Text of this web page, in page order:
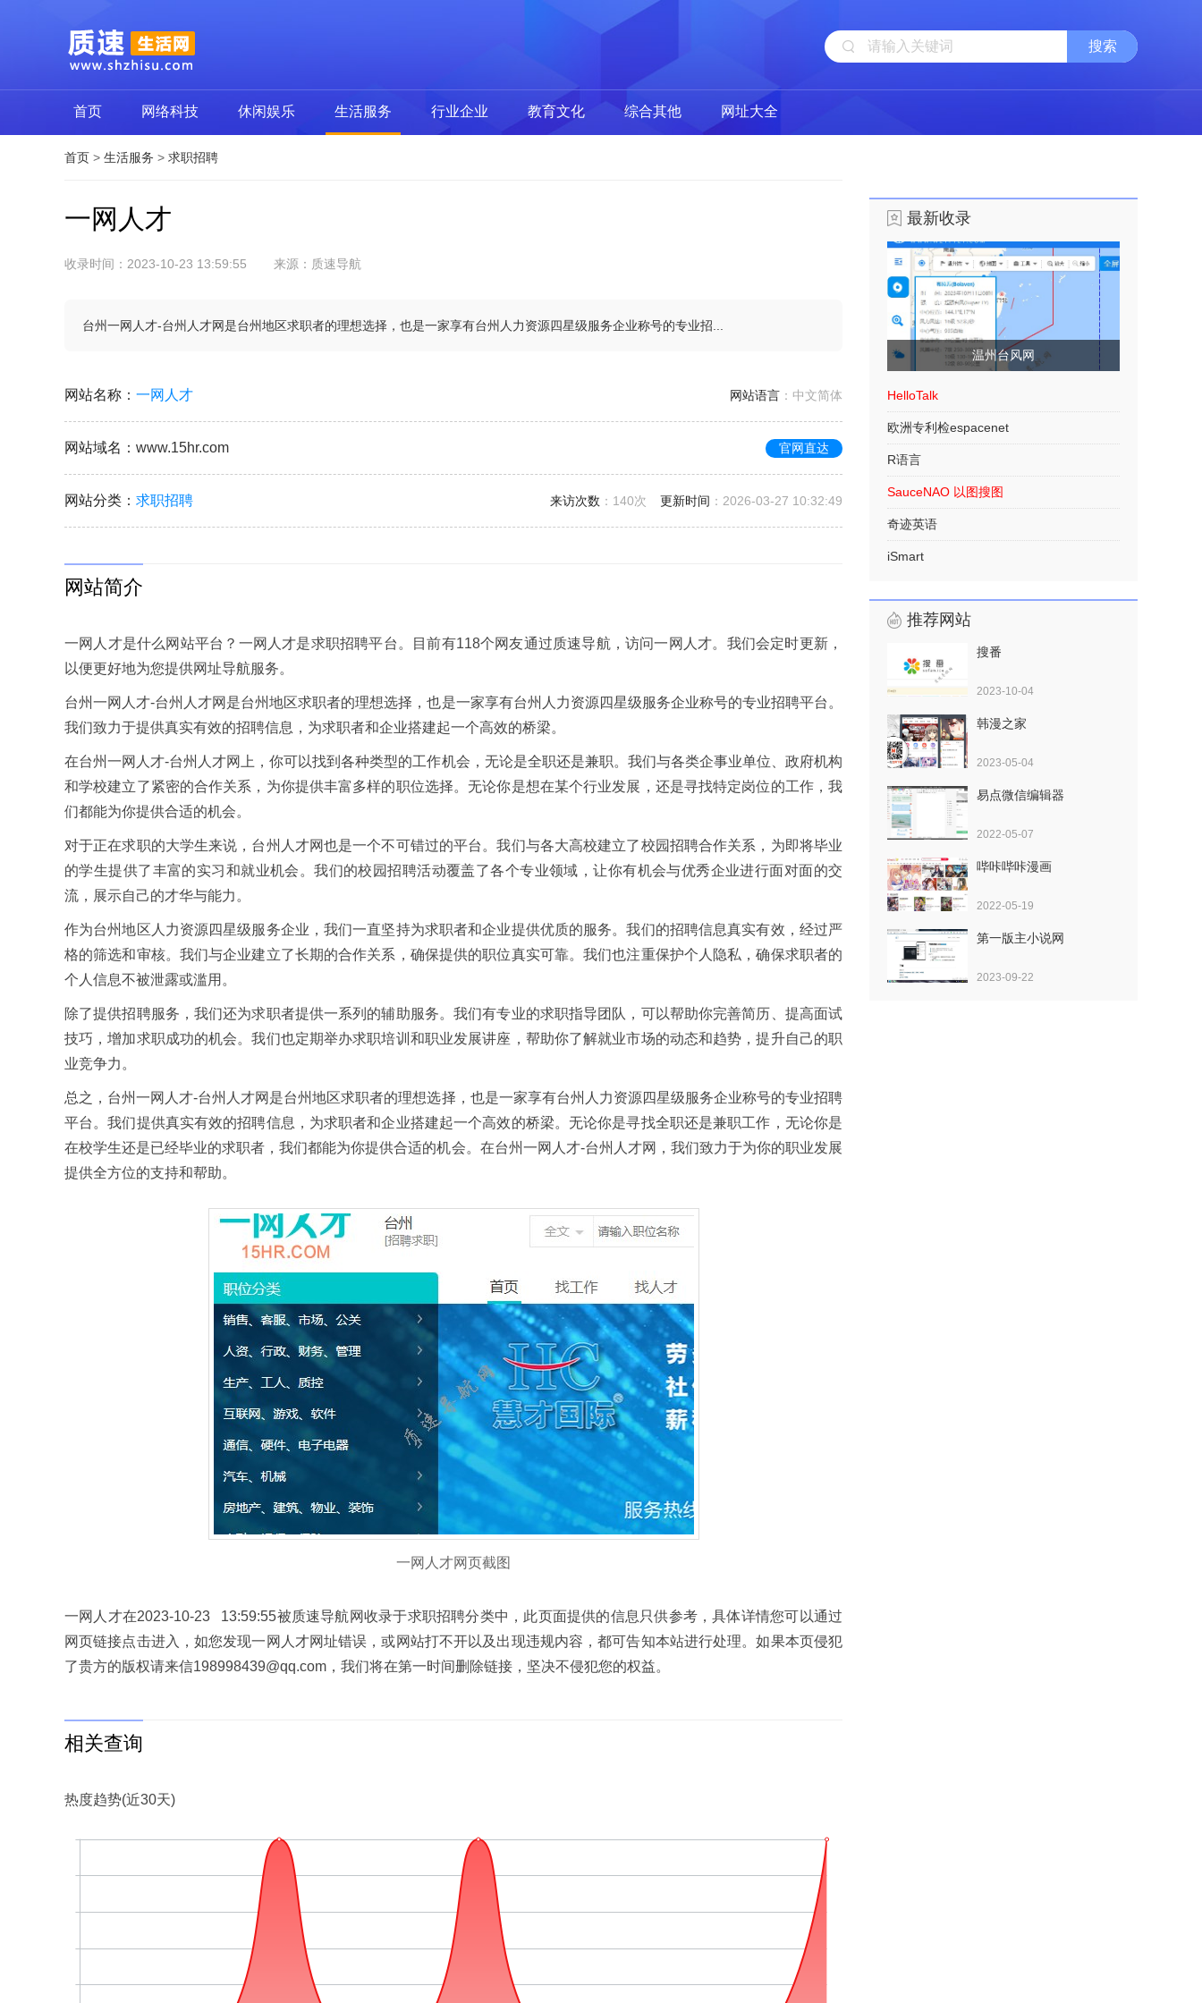
首页 网络科技 休闲娱乐 生活服务 行业企业 教育文化 综合其他 网址大全
首页 > 生活服务 > 求职招聘
一网人才
收录时间：2023-10-23 13:59:55 来源：质速导航
台州一网人才-台州人才网是台州地区求职者的理想选择，也是一家享有台州人力资源四星级服务企业称号的专业招...
网站名称 ： 一网人才 网站语言 ：中文简体
网站域名 ：www.15hr.com 官网直达
网站分类 ： 求职招聘 来访次数 ： 140次 更新时间 ：2026-03-27 10:32:49
网站简介
一网人才是什么网站平台？一网人才是求职招聘平台。目前有118个网友通过质速导航，访问一网人才。我们会定时更新，
以便更好地为您提供网址导航服务。
台州一网人才-台州人才网是台州地区求职者的理想选择，也是一家享有台州人力资源四星级服务企业称号的专业招聘平台。
我们致力于提供真实有效的招聘信息，为求职者和企业搭建起一个高效的桥梁。
在台州一网人才-台州人才网上，你可以找到各种类型的工作机会，无论是全职还是兼职。我们与各类企事业单位、政府机构
和学校建立了紧密的合作关系，为你提供丰富多样的职位选择。无论你是想在某个行业发展，还是寻找特定岗位的工作，我
们都能为你提供合适的机会。
对于正在求职的大学生来说，台州人才网也是一个不可错过的平台。我们与各大高校建立了校园招聘合作关系，为即将毕业
的学生提供了丰富的实习和就业机会。我们的校园招聘活动覆盖了各个专业领域，让你有机会与优秀企业进行面对面的交
流，展示自己的才华与能力。
作为台州地区人力资源四星级服务企业，我们一直坚持为求职者和企业提供优质的服务。我们的招聘信息真实有效，经过严
格的筛选和审核。我们与企业建立了长期的合作关系，确保提供的职位真实可靠。我们也注重保护个人隐私，确保求职者的
个人信息不被泄露或滥用。
除了提供招聘服务，我们还为求职者提供一系列的辅助服务。我们有专业的求职指导团队，可以帮助你完善简历、提高面试
技巧，增加求职成功的机会。我们也定期举办求职培训和职业发展讲座，帮助你了解就业市场的动态和趋势，提升自己的职
业竞争力。
总之，台州一网人才-台州人才网是台州地区求职者的理想选择，也是一家享有台州人力资源四星级服务企业称号的专业招聘
平台。我们提供真实有效的招聘信息，为求职者和企业搭建起一个高效的桥梁。无论你是寻找全职还是兼职工作，无论你是
在校学生还是已经毕业的求职者，我们都能为你提供合适的机会。在台州一网人才-台州人才网，我们致力于为你的职业发展
提供全方位的支持和帮助。
一网人才网页截图
一网人才在2023-10-23 13:59:55被质速导航网收录于求职招聘分类中，此页面提供的信息只供参考，具体详情您可以通过
网页链接点击进入，如您发现一网人才网址错误，或网站打不开以及出现违规内容，都可告知本站进行处理。如果本页侵犯
了贵方的版权请来信198998439@qq.com，我们将在第一时间删除链接，坚决不侵犯您的权益。
相关查询
热度趋势(近30天)
最新收录
温州台风网
HelloTalk
欧洲专利检espacenet
R语言
SauceNAO 以图搜图
奇迹英语
iSmart
推荐网站
搜番
2023-10-04
韩漫之家
2023-05-04
易点微信编辑器
2022-05-07
哔咔哔咔漫画
2022-05-19
第一版主小说网
2023-09-22